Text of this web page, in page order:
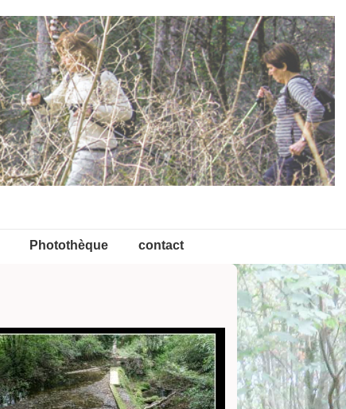
Photothèque contact